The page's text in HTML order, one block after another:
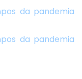
da pandemia
da pandemia